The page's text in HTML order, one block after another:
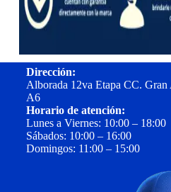
Dirección:
Alborada 12va Etapa CC.
A6
Horario de atención:
Lunes a Viernes: 10:00 – 18:00
Sábados: 10:00 – 16:00
Domingos: 11:00 – 15:00